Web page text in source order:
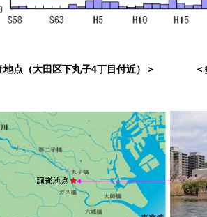
地点（大田区下丸子4丁目付近）＞ ＜多